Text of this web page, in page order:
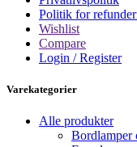
Politik for
Wishlist
Compare
Login / Register
Varekategorier
Alle produkter
Bordlamper